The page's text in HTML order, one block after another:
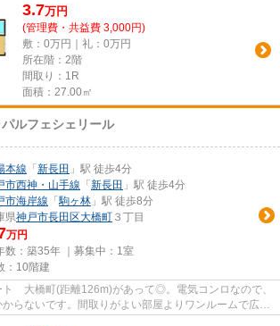
3.7万円
(管理費・共益費 3,000円)
敷：0万円｜礼：0万円
所在階：2階
間取り：1R
面積：27.00㎡
パルフェシェリール
本線 「 新長田 」駅 徒歩4分
市西神・山手線 「 新長田 」駅 徒歩4分
市海岸線 「駒ヶ林 」駅 徒歩8分
県神戸市長田区大橋町 ３丁目
万円
数：築35年 ｜募集中： 1室
：10階建
ト 大橋町(距離126m)があって◎。電気コンロなので、
らないです。間取りがよい部屋よりワンルームで広さ